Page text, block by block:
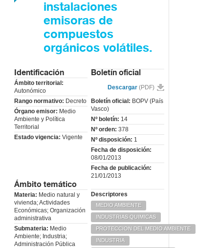
instalaciones
emisoras de
compuestos
orgánicos volátiles.
Identificación
Ámbito territorial:
Autonómico
Rango normativo: Decreto
Órgano emisor: Medio
Ambiente y Política
Territorial
Estado vigencia: Vigente
Boletín oficial
Descargar (PDF)
Boletín oficial: BOPV (País
Vasco)
Nº boletín: 14
Nº orden: 378
Nº disposición: 1
Fecha de disposición:
08/01/2013
Fecha de publicación:
21/01/2013
Ámbito temático
Materia: Medio natural y
vivienda; Actividades
Económicas; Organización
administrativa
Submateria: Medio
Ambiente; Industria;
Administración Pública
Descriptores
MEDIO AMBIENTE
INDUSTRIAS QUIMICAS
PROTECCION DEL MEDIO AMBIENTE
INDUSTRIA